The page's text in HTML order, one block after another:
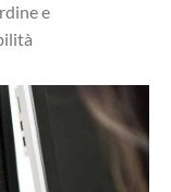
e